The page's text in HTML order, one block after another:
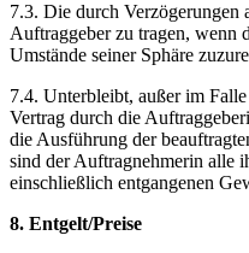
7.3. Die durch Verzögerungen
Auftraggeber zu tragen, wenn
Umstände seiner Sphäre
7.4. Unterbleibt, außer im
Vertrag durch die
die Ausführung der
sind der Auftragnehmerin alle
einschließlich entgangenen
8. Entgelt/Preise